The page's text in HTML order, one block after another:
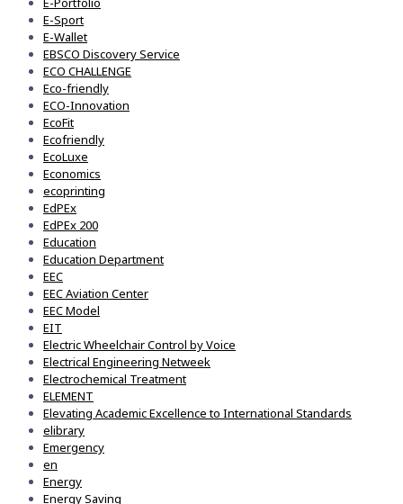
E-Sport
E-Wallet
EBSCO Discovery Service
ECO CHALLENGE
Eco-friendly
ECO-Innovation
EcoFit
Ecofriendly
EcoLuxe
Economics
ecoprinting
EdPEx
EdPEx 200
Education
Education Department
EEC
EEC Aviation Center
EEC Model
EIT
Electric Wheelchair Control by Voice
Electrical Engineering Netweek
Electrochemical Treatment
ELEMENT
Elevating Academic Excellence to International Standards
elibrary
Emergency
en
Energy
Energy Saving